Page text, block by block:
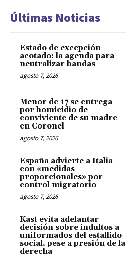
Últimas Noticias
Estado de excepción
acotado: la agenda para
neutralizar bandas
agosto 7, 2026
Menor de 17 se entrega
por homicidio de
conviviente de su madre
en Coronel
agosto 7, 2026
España advierte a Italia
con «medidas
proporcionales» por
control migratorio
agosto 7, 2026
Kast evita adelantar
decisión sobre indultos a
uniformados del estallido
social, pese a presión de la
derecha